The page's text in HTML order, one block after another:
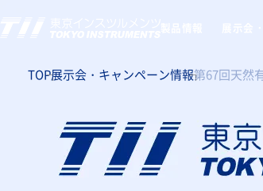
TOP展示会・キャンペーン情報第67回天然